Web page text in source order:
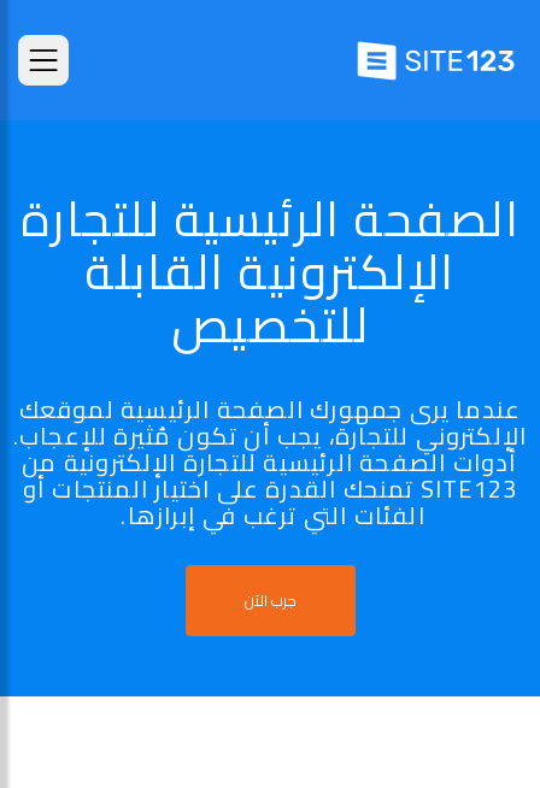
الصفحة الرئيسية للتجارة
الإلكترونية القابلة
للتخصيص
عندما يرى جمهورك الصفحة الرئيسية لموقعك
الإلكتروني للتجارة، يجب أن تكون مُثيرة للإعجاب.
أدوات الصفحة الرئيسية للتجارة الإلكترونية من
SITE123 تمنحك القدرة على اختيار المنتجات أو
الفئات التي ترغب في إبرازها.
جرب الآن